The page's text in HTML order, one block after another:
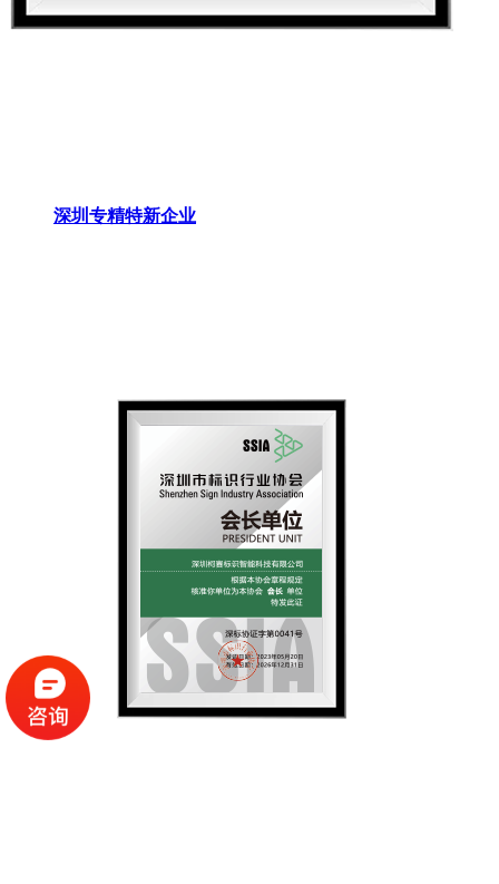
深圳专精特新企业